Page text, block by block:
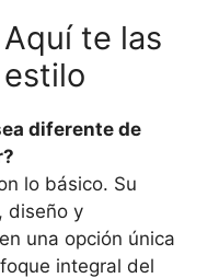
te las
diferente de
lo básico. Su
diseño y
una opción única
integral del